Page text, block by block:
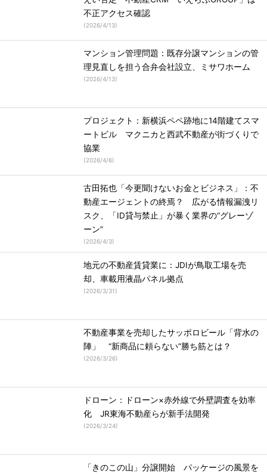
不正アクセス確認
(2026/4/13)
マンション管理問題：既存分譲マンションの管
理見直しを担う合弁会社設立、ミサワホーム
(2026/4/13)
プロジェクト：新横浜ペペ跡地に14階建てスマ
ートビル マクニカと西武不動産が街づくりで
協業
(2026/4/6)
古田拓也「今更聞けないお金とビジネス」：不
動産エージェントの終焉？ 広がる情報漏洩リ
スク、「ID貸与禁止」が暴く業界の“グレーゾ
ーン”
(2026/4/3)
地元の不動産賃貸業に：JDIが鳥取工場を売
却、車載用液晶パネル拠点
(2026/3/31)
不動産事業を売却したサッポロビール「背水の
陣」 “新商品に頼らない”勝ち筋とは？
(2026/3/26)
ドローン：ドローン×赤外線で外壁調査を効率
化 JR東海不動産らが新手法開発
(2026/3/24)
「きのこの山」分譲開始 パッケージの風景を